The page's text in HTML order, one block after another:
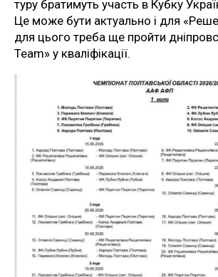
туру братимуть участь в Кубку
Це може бути актуально і для
для цього треба ще пройти
Team» у кваліфікації.